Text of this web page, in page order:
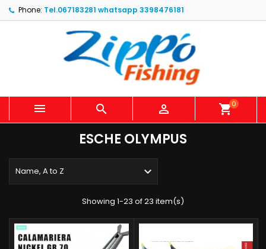
Phone: Tel.067183281 whatsapp 3398476181
   shopping_cart0
ESCHE OLYMPUS
Name, A to Z 
Showing 1-23 of 23 item(s)